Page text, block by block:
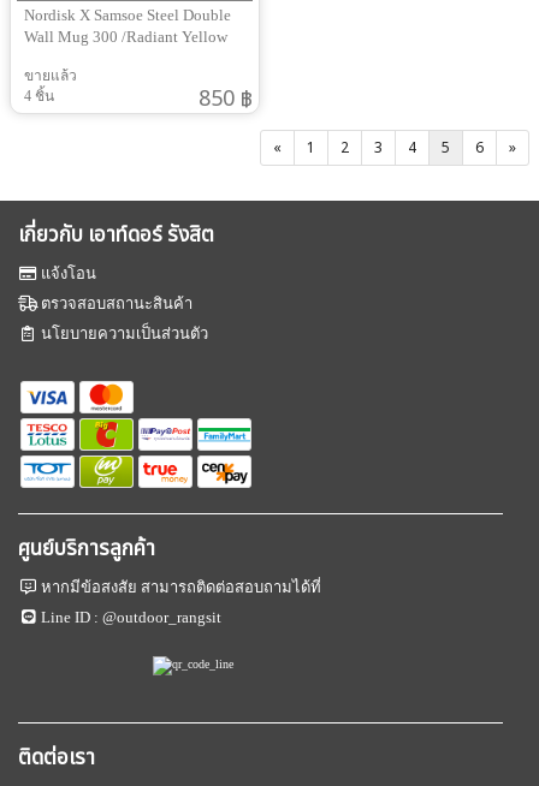
Nordisk X Samsoe Steel Double
Wall Mug 300 /Radiant Yellow
ขายแล้ว
4 ชิ้น
850 ฿
« 1 2 3 4 5 6 »
เกี่ยวกับ เอาท์ดอร์ รังสิต
แจ้งโอน
ตรวจสอบสถานะสินค้า
นโยบายความเป็นส่วนตัว
ศูนย์บริการลูกค้า
หากมีข้อสงสัย สามารถติดต่อสอบถามได้ที่
Line ID :@outdoor_rangsit
ติดต่อเรา